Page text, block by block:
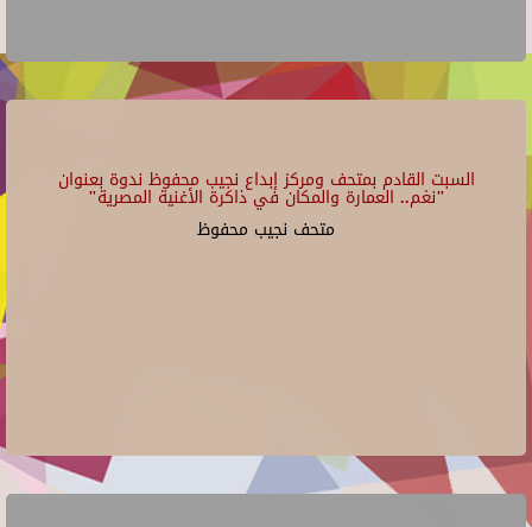
السبت القادم بمتحف ومركز إبداع نجيب محفوظ ندوة بعنوان
"نغم.. العمارة والمكان في ذاكرة الأغنية المصرية"
متحف نجيب محفوظ